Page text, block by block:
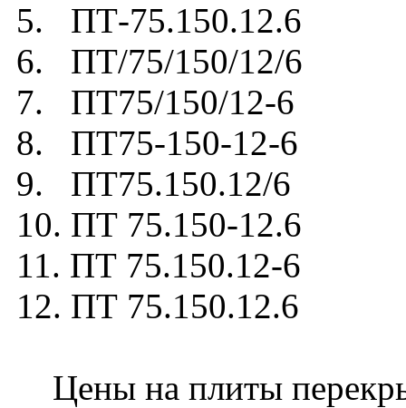
5. ПТ-75.150.12.6
6. ПТ/75/150/12/6
7. ПТ75/150/12-6
8. ПТ75-150-12-6
9. ПТ75.150.12/6
10. ПТ 75.150-12.6
11. ПТ 75.150.12-6
12. ПТ 75.150.12.6
Цены на плиты